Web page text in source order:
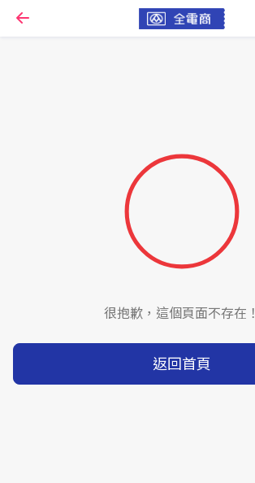
很抱歉，這個頁面不存在！
返回首頁